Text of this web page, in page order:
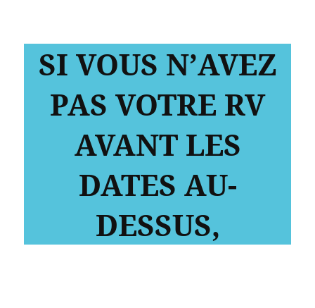
SI VOUS N’AVEZ
PAS VOTRE RV
AVANT LES
DATES AU-
DESSUS,